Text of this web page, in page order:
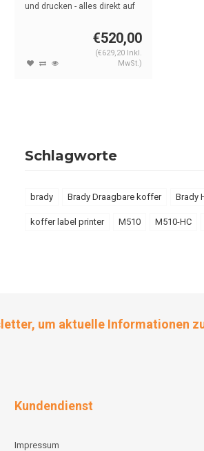
und drucken - alles direkt auf
€520,00
(€629,20 Inkl.
MwSt.)
Schlagworte
brady Brady Draagbare koffer Brady
koffer label printer M510 M510-HC
um aktuelle Informationen
Kundendienst
Impressum